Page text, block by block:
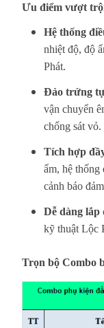
Ưu điểm vượt
Hệ thống
nhiệt độ, độ
Phát.
Đảo trứng
vận chuyển
chống sát vỏ.
Tích hợp
ẩm, hệ thống
cảnh báo
Dễ dàng lắp
kỹ thuật Lộc
Trọn bộ Combo